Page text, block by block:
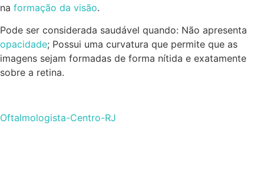
na formação da visão.
Pode ser considerada saudável quando: Não apresenta
opacidade; Possui uma curvatura que permite que as
imagens sejam formadas de forma nítida e exatamente
sobre a retina.
Oftalmologista-Centro-RJ